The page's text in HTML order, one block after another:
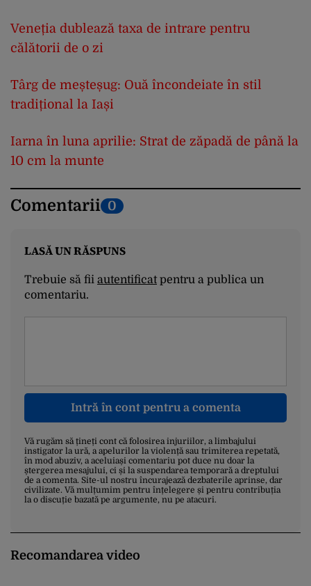
Veneția dublează taxa de intrare pentru
călătorii de o zi
Târg de meșteșug: Ouă încondeiate în stil
tradițional la Iași
Iarna în luna aprilie: Strat de zăpadă de până la
10 cm la munte
Comentarii 0
LASĂ UN RĂSPUNS
Trebuie să fii autentificatpentru a publica un
comentariu.
Intră în cont pentru a comenta
Vă rugăm să țineți cont că folosirea injuriilor, a limbajului
instigator la ură, a apelurilor la violență sau trimiterea repetată,
în mod abuziv, a aceluiași comentariu pot duce nu doar la
ștergerea mesajului, ci și la suspendarea temporară a dreptului
de a comenta. Site-ul nostru încurajează dezbaterile aprinse, dar
civilizate. Vă mulțumim pentru înțelegere și pentru contribuția
la o discuție bazată pe argumente, nu pe atacuri.
Recomandarea video